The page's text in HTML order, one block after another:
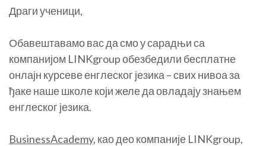
Драги ученици,
Обавештавамо вас да смо у сарадњи са
компанијом LINKgroup обезбедили бесплатне
онлајн курсеве енглеског језика – свих нивоа за
ђаке наше школе који желе да овладају знањем
енглеског језика.
BusinessAcademy, као део компаније LINKgroup,